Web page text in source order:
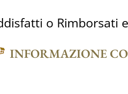
o Rimborsati
INFORMAZIONE